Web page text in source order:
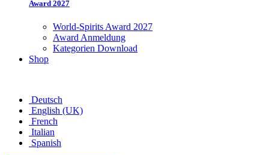
Award 2027
World-Spirits Award 2027
Award Anmeldung
Kategorien Download
Shop
Deutsch
English (UK)
French
Italian
Spanish